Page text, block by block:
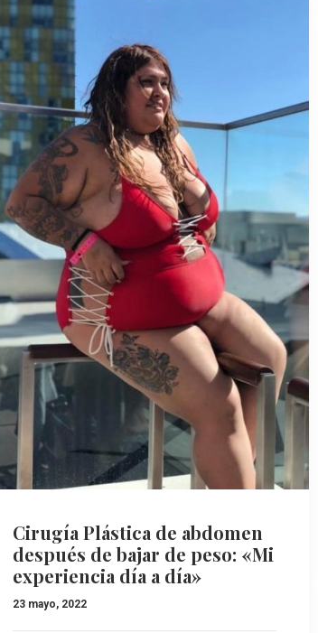
Cirugía Plástica de abdomen
después de bajar de peso: «Mi
experiencia día a día»
23 mayo, 2022